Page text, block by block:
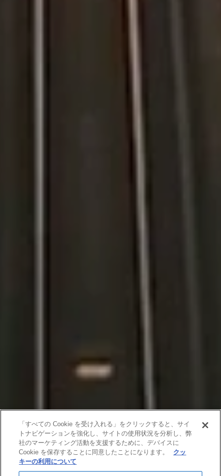
「すべての Cookie を受け入れる」をクリックすると、サイ
トナビゲーションを強化し、サイトの使用状況を分析し、弊
社のマーケティング活動を支援するために、デバイスに
Cookie を保存することに同意したことになります。
クッ
キーの利用について